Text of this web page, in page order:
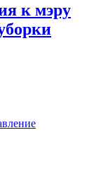
к мэру